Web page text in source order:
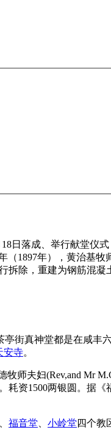
日落成、举行献堂
（1897年），黄治基
除，重建为钢筋混
街真神堂都是在咸丰
安寺。
师夫妇(Rev,and Mr
资1500两银圆。据
福音堂 小岭堂 四个教